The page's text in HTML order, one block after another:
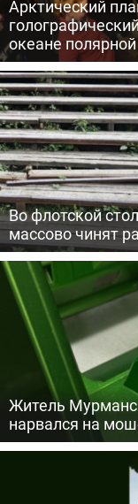
Арктический
океане
Во флотской
массово чинят
Житель
нарвался на